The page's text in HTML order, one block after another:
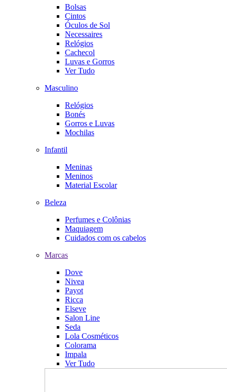
Bolsas
Cintos
Óculos de Sol
Necessaires
Relógios
Cachecol
Luvas e Gorros
Ver Tudo
Masculino
Relógios
Bonés
Gorros e Luvas
Mochilas
Infantil
Meninas
Meninos
Material Escolar
Beleza
Perfumes e Colônias
Maquiagem
Cuidados com os cabelos
Marcas
Dove
Nivea
Payot
Ricca
Elseve
Salon Line
Seda
Lola Cosméticos
Colorama
Impala
Ver Tudo